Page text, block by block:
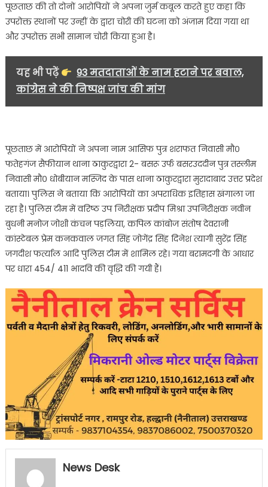
पूछताछ की तो दोनों आरोपियों ने अपना जुर्म कबूल करते हुए कहा कि
उपरोक्त स्थानों पर उन्हीं के द्वारा चोरी की घटना को अंजाम दिया गया था
और उपरोक्त सभी सामान चोरी किया हुआ है।
यह भी पढ़ें
93 मतदाताओं के नाम हटाने पर बवाल,
कांग्रेस ने की निष्पक्ष जांच की मांग
पूछताछ में आरोपियों ने अपना नाम आसिफ पुत्र शराफत निवासी मौ०
फतेहगंज सैफीयान थाना ठाकुरद्वारा 2- बसरू उर्फ बसरउददीन पुत्र तस्लीम
निवासी मौ० धोबीयान मस्जिद के पास थाना ठाकुरद्वारा मुरादाबाद उत्तर प्रदेश
बताया। पुलिस ने बताया कि आरोपियों का अपराधिक इतिहास खंगाला जा
रहा है। पुलिस टीम में वरिष्ठ उप निरीक्षक प्रदीप मिश्रा उपनिरीक्षक नवीन
बुधनी मनोज जोशी कंचन पड़लिया, कपिल कांबोज संतोष देवरानी
कांस्टेबल प्रेम कनकवाल जगत सिंह जोगेंद्र सिंह दिनेश त्यागी सुरेंद्र सिंह
जगदीश फर्त्याल आदि पुलिस टीम में शामिल रहे। गया बरामदगी के आधार
पर धारा 454/ 411 भादवि की वृद्धि की गयी हैं।
News Desk